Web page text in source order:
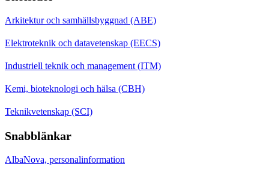
Arkitektur och samhällsbyggnad (ABE)
Elektroteknik och datavetenskap (EECS)
Industriell teknik och management (ITM)
Kemi, bioteknologi och hälsa (CBH)
Teknikvetenskap (SCI)
Snabblänkar
AlbaNova, personalinformation